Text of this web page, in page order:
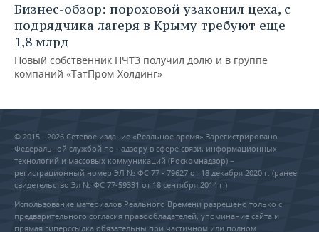
Бизнес-обзор: пороховой узаконил цеха, с
подрядчика лагеря в Крыму требуют еще
1,8 млрд
Новый собственник НЧТЗ получил долю и в группе
компаний «ТатПром-Холдинг»
© 2015 - 2026 Сетевое издание «Реальное время» Зарегистрировано
Федеральной службой по надзору в сфере связи, информационных
технологий и массовых коммуникаций (Роскомнадзор) –
регистрационный номер ЭЛ № ФС 77 - 79627 от 18 декабря 2020 г. (ранее
свидетельство Эл № ФС 77-59331 от 18 сентября 2014 г.)
Использование материалов Реального Времени разрешено только с
предварительного согласия правообладателей, упоминание сайта и
прямая гиперссылка обязательны при частичном или полном